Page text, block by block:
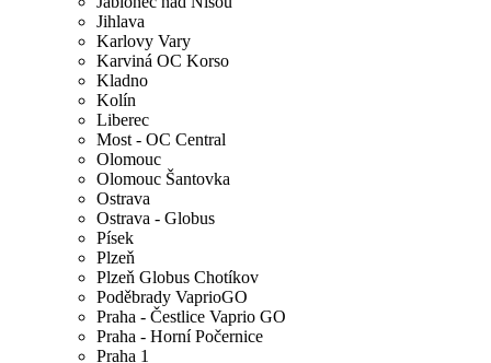
Jihlava
Karlovy Vary
Karviná OC Korso
Kladno
Kolín
Liberec
Most - OC Central
Olomouc
Olomouc Šantovka
Ostrava
Ostrava - Globus
Písek
Plzeň
Plzeň Globus Chotíkov
Poděbrady VaprioGO
Praha - Čestlice Vaprio GO
Praha - Horní Počernice
Praha 1